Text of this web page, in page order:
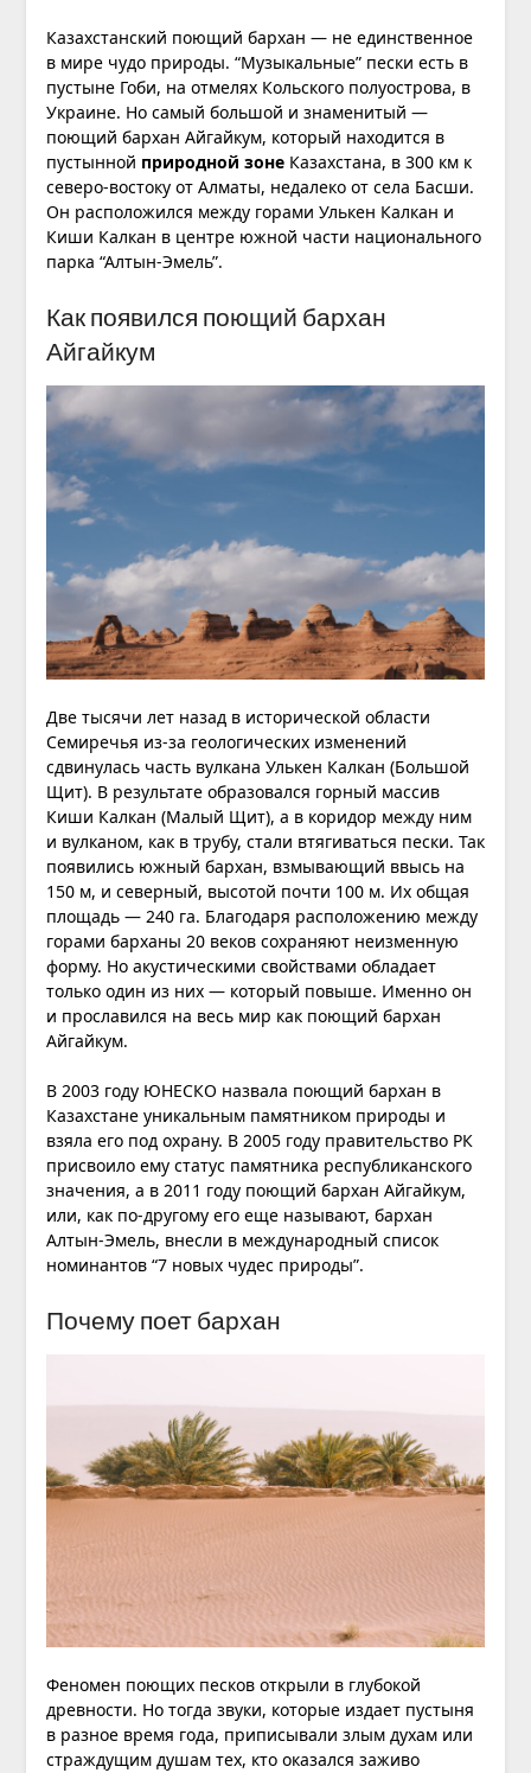
Казахстанский поющий бархан — не единственное
в мире чудо природы. “Музыкальные” пески есть в
пустыне Гоби, на отмелях Кольского полуострова, в
Украине. Но самый большой и знаменитый —
поющий бархан Айгайкум, который находится в
пустынной природной зонеКазахстана, в 300 км к
северо-востоку от Алматы, недалеко от села Басши.
Он расположился между горами Улькен Калкан и
Киши Калкан в центре южной части национального
парка “Алтын-Эмель”.
Как появился поющий бархан
Айгайкум
Две тысячи лет назад в исторической области
Семиречья из-за геологических изменений
сдвинулась часть вулкана Улькен Калкан (Большой
Щит). В результате образовался горный массив
Киши Калкан (Малый Щит), а в коридор между ним
и вулканом, как в трубу, стали втягиваться пески. Так
появились южный бархан, взмывающий ввысь на
150 м, и северный, высотой почти 100 м. Их общая
площадь — 240 га. Благодаря расположению между
горами барханы 20 веков сохраняют неизменную
форму. Но акустическими свойствами обладает
только один из них — который повыше. Именно он
и прославился на весь мир как поющий бархан
Айгайкум.
В 2003 году ЮНЕСКО назвала поющий бархан в
Казахстане уникальным памятником природы и
взяла его под охрану. В 2005 году правительство РК
присвоило ему статус памятника республиканского
значения, а в 2011 году поющий бархан Айгайкум,
или, как по-другому его еще называют, бархан
Алтын-Эмель, внесли в международный список
номинантов “7 новых чудес природы”.
Почему поет бархан
Феномен поющих песков открыли в глубокой
древности. Но тогда звуки, которые издает пустыня
в разное время года, приписывали злым духам или
страждущим душам тех, кто оказался заживо